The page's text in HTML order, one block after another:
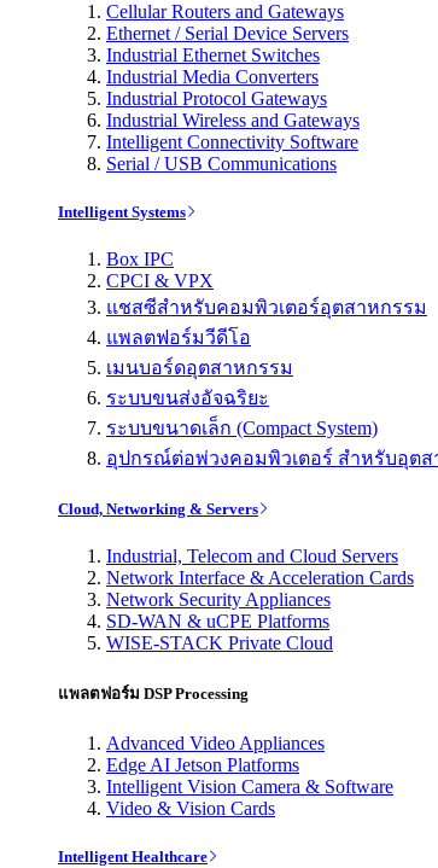
Cellular Routers and Gateways
Ethernet / Serial Device Servers
Industrial Ethernet Switches
Industrial Media Converters
Industrial Protocol Gateways
Industrial Wireless and Gateways
Intelligent Connectivity Software
Serial / USB Communications
Intelligent Systems
Box IPC
CPCI & VPX
แชสซีสำหรับคอมพิวเตอร์อุตสาหกรรม
แพลตฟอร์มวีดีโอ
เมนบอร์ดอุตสาหกรรม
ระบบขนส่งอัจฉริยะ
ระบบขนาดเล็ก (Compact System)
อุปกรณ์ต่อพ่วงคอมพิวเตอร์ สำหรับอุตส
Cloud, Networking & Servers
Industrial, Telecom and Cloud Servers
Network Interface & Acceleration Cards
Network Security Appliances
SD-WAN & uCPE Platforms
WISE-STACK Private Cloud
แพลตฟอร์ม DSP Processing
Advanced Video Appliances
Edge AI Jetson Platforms
Intelligent Vision Camera & Software
Video & Vision Cards
Intelligent Healthcare